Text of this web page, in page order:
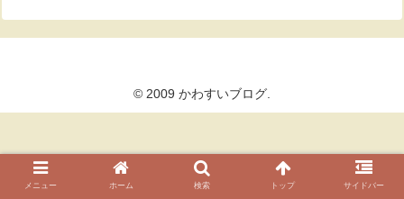
© 2009 かわすいブログ.
メニュー ホーム 検索 トップ サイドバー